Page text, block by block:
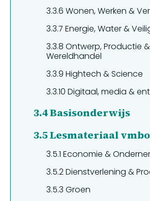
3.3.6 Wonen, Werken &
3.3.7 Energie, Water &
3.3.8 Ontwerp, Productie &
Wereldhandel
3.3.9 Hightech & Science
3.3.10 Digitaal, media &
3.4Basisonderwijs
3.5Lesmateriaal vmbo
3.5.1 Economie &
3.5.2Dienstverlening &
3.5.3 Groen